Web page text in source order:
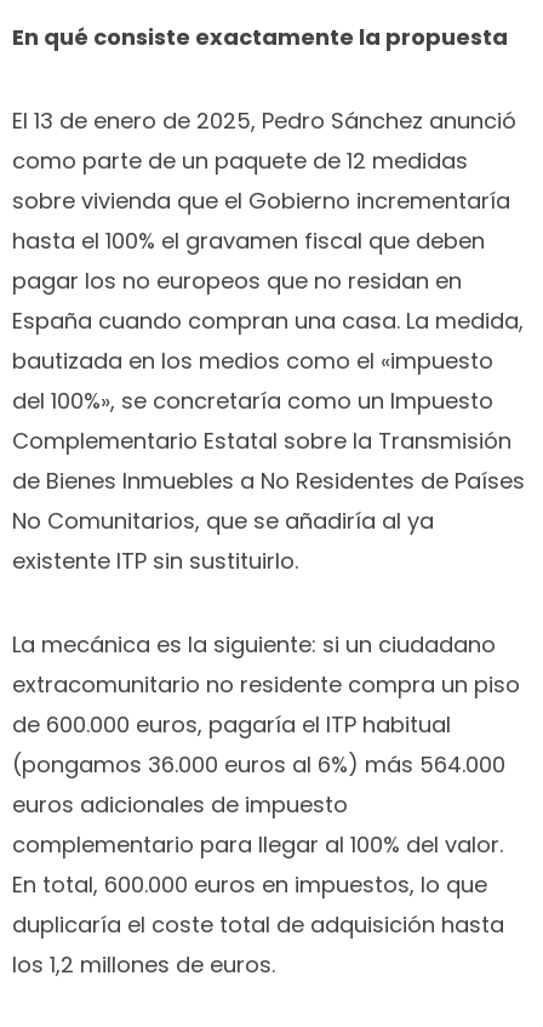
En qué consiste exactamente la propuesta
El 13 de enero de 2025, Pedro Sánchez anunció
como parte de un paquete de 12 medidas
sobre vivienda que el Gobierno incrementaría
hasta el 100% el gravamen fiscal que deben
pagar los no europeos que no residan en
España cuando compran una casa. La medida,
bautizada en los medios como el «impuesto
del 100%», se concretaría como un Impuesto
Complementario Estatal sobre la Transmisión
de Bienes Inmuebles a No Residentes de Países
No Comunitarios, que se añadiría al ya
existente ITP sin sustituirlo.
La mecánica es la siguiente: si un ciudadano
extracomunitario no residente compra un piso
de 600.000 euros, pagaría el ITP habitual
(pongamos 36.000 euros al 6%) más 564.000
euros adicionales de impuesto
complementario para llegar al 100% del valor.
En total, 600.000 euros en impuestos, lo que
duplicaría el coste total de adquisición hasta
los 1,2 millones de euros.